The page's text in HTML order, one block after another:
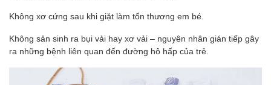
Không xơ cứng sau khi giặt làm tổn thương em bé.
Không sản sinh ra bụi vải hay xơ vải – nguyên nhân gián tiếp gây
ra những bệnh liên quan đến đường hô hấp của trẻ.